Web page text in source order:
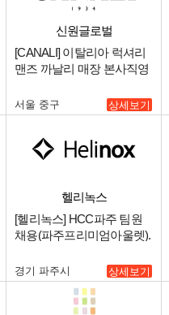
신원글로벌
[CANALI] 이탈리아 럭셔리
맨즈 까날리 매장 본사직영
서울 중구 상세보기
헬리녹스
[헬리녹스] HCC파주 팀원
채용(파주프리미엄아울렛).
경기 파주시 상세보기